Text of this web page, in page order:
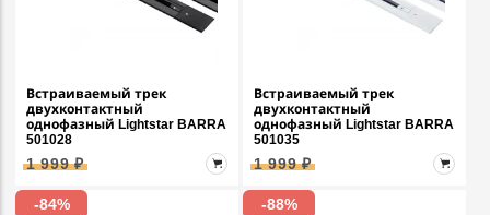
Встраиваемый трек
двухконтактный
однофазный Lightstar BARRA
501028
1 999 ₽
Встраиваемый трек
двухконтактный
однофазный Lightstar BARRA
501035
1 999 ₽
-84% -88%